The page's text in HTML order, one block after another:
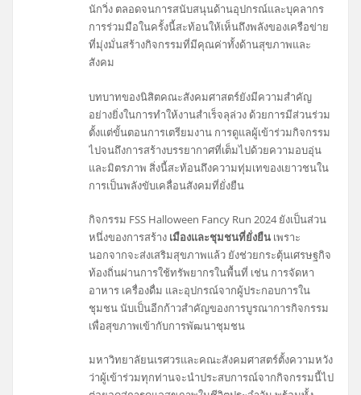
นักวิ่ง ตลอดจนการสนับสนุนด้านอุปกรณ์และบุคลากร
การร่วมมือในครั้งนี้สะท้อนให้เห็นถึงพลังของเครือข่าย
ที่มุ่งมั่นสร้างกิจกรรมที่มีคุณค่าทั้งด้านสุขภาพและ
สังคม
บทบาทของนิสิตคณะสังคมศาสตร์ยังมีความสำคัญ
อย่างยิ่งในการทำให้งานสำเร็จลุล่วง ด้วยการมีส่วนร่วม
ตั้งแต่ขั้นตอนการเตรียมงาน การดูแลผู้เข้าร่วมกิจกรรม
ไปจนถึงการสร้างบรรยากาศที่เต็มไปด้วยความอบอุ่น
และมิตรภาพ สิ่งนี้สะท้อนถึงความทุ่มเทของเยาวชนใน
การเป็นพลังขับเคลื่อนสังคมที่ยั่งยืน
กิจกรรม FSS Halloween Fancy Run 2024 ยังเป็นส่วน
หนึ่งของการสร้าง เมืองและชุมชนที่ยั่งยืน เพราะ
นอกจากจะส่งเสริมสุขภาพแล้ว ยังช่วยกระตุ้นเศรษฐกิจ
ท้องถิ่นผ่านการใช้ทรัพยากรในพื้นที่ เช่น การจัดหา
อาหาร เครื่องดื่ม และอุปกรณ์จากผู้ประกอบการใน
ชุมชน นับเป็นอีกก้าวสำคัญของการบูรณาการกิจกรรม
เพื่อสุขภาพเข้ากับการพัฒนาชุมชน
มหาวิทยาลัยนเรศวรและคณะสังคมศาสตร์ตั้งความหวัง
ว่าผู้เข้าร่วมทุกท่านจะนำประสบการณ์จากกิจกรรมนี้ไป